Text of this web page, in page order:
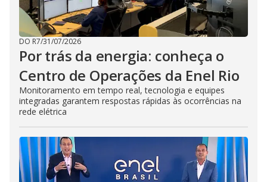
DO R7/31/07/2026
Por trás da energia: conheça o
Centro de Operações da Enel Rio
Monitoramento em tempo real, tecnologia e equipes
integradas garantem respostas rápidas às ocorrências na
rede elétrica